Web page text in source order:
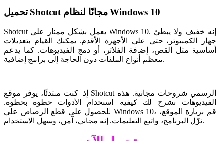
تحميل Shotcut مجانًا لنظام Windows 10
Shotcut يعمل بشكل ممتاز على Windows 10. إنه خفيف ولا يبطئ
جهاز الكمبيوتر، حتى على الأجهزة الأقدم. يمكنك القيام بتعديلات
أساسية مثل القص، إضافة الفلاتر، أو دمج الفيديوهات. كما يدعم
معظم أنواع الملفات دون الحاجة إلى برامج إضافية.
إذا كنت مبتدئًا، يوفر موقع Shotcut الرسمي شروحات مجانية. هذه
الفيديوهات تشرح لك كيفية استخدام الأدوات خطوة بخطوة.
للحصول على قطع الرصاص على Windows 10، قم بزيارة الموقع،
نزّل البرنامج، واتبع التعليمات. إنه مجاني، آمن، وسهل الاستخدام.